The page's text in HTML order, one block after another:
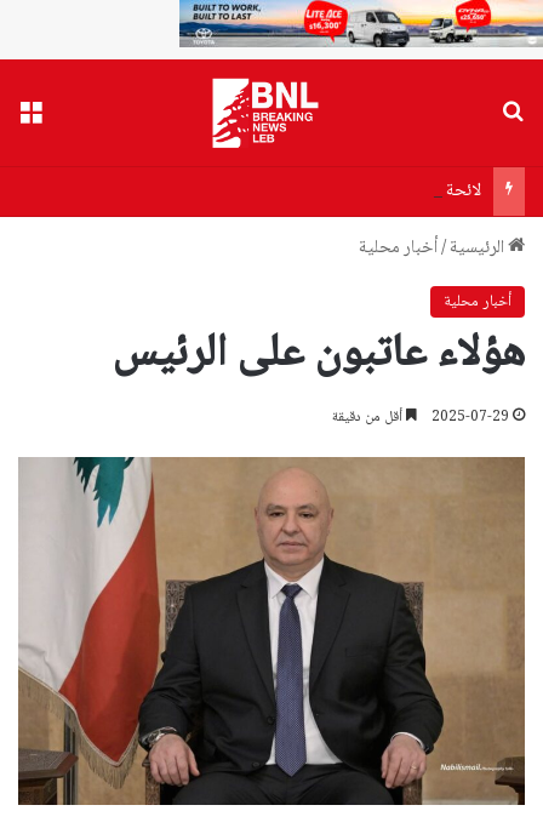
لائحة سورية بمطلوبين في لبنان.. ما علاقة “الحزب”؟
الرئيسية/أخبار محلية
أخبار محلية
هؤلاء عاتبون على الرئيس
2025-07-29 أقل من دقيقة